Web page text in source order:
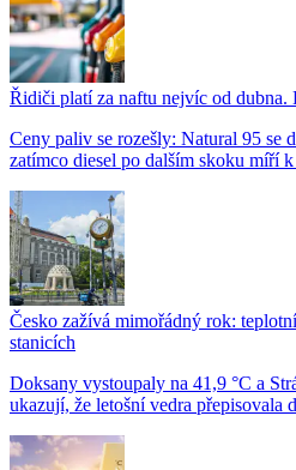
Řidiči platí za naftu nejvíc od dubna.
Ceny paliv se rozešly: Natural 95 se
zatímco diesel po dalším skoku míří
Česko zažívá mimořádný rok:
stanicích
Doksany vystoupaly na 41,9 °C a
ukazují, že letošní vedra přepisovala